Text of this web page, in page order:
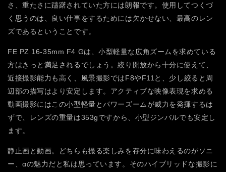
さ、重たさに躊躇されていた方には朗報です。使用してつくづ
く思うのは、良い仕事をするためには欠かせない、最高のレン
ズであるということです。
FE PZ 16-35mm F4 Gは、小型軽量な広角ズームを求めている
方はきっと満足されるでしょう。絞り開放から十分に使えて、
近接撮影能力も高く、風景撮影ではF8やF11と、少し絞ると周
辺部の描写はより安定します。アクティブな映像表現を求める
動画撮影にはこの小型軽量とパワーズームが威力を発揮するは
ずで、レンズの重量は353gですから、小型ジンバルでも安定し
ます。
静止画と動画。どちらも撮る楽しみを存分に味わえるのがソニ
ー、αの魅力だと私は思っています。そのハイブリッドな撮影に